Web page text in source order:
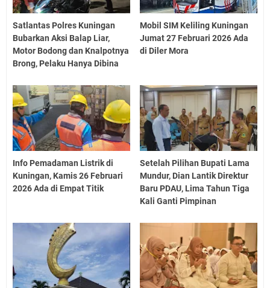
Satlantas Polres Kuningan
Bubarkan Aksi Balap Liar,
Motor Bodong dan Knalpotnya
Brong, Pelaku Hanya Dibina
Mobil SIM Keliling Kuningan
Jumat 27 Februari 2026 Ada
di Diler Mora
Info Pemadaman Listrik di
Kuningan, Kamis 26 Februari
2026 Ada di Empat Titik
Setelah Pilihan Bupati Lama
Mundur, Dian Lantik Direktur
Baru PDAU, Lima Tahun Tiga
Kali Ganti Pimpinan